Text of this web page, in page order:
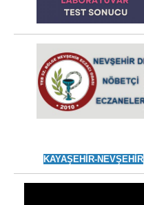
KAYAŞEHİR-NEVŞEHİR